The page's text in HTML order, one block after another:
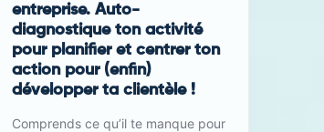
entreprise. Auto-
diagnostique ton activité
pour planifier et centrer ton
action pour (enfin)
développer ta clientèle !
Comprends ce qu’il te manque pour